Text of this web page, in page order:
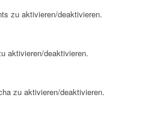
zu aktivieren/deaktivieren.
aktivieren/deaktivieren.
zu aktivieren/deaktivieren.